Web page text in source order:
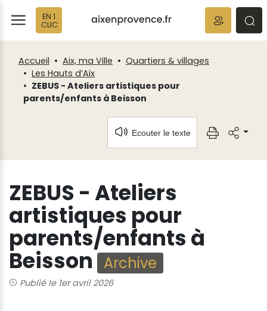
EN 1
CLIC
Accueil Aix, ma Ville
Quartiers & villages
Les Hauts d’Aix
ZEBUS - Ateliers artistiques pour
parents/enfants à Beisson
Ecouter le texte
ZEBUS - Ateliers
artistiques pour
parents/enfants à
Beisson Archive
Publié le 1er avril 2026
Fenêtre
de
chat
Panneau de gestion des cookies